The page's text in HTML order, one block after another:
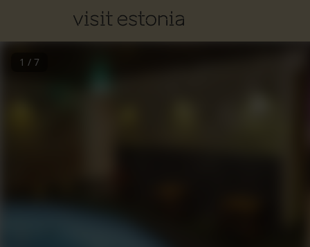
1 / 7